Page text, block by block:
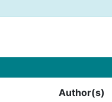
Author(s)